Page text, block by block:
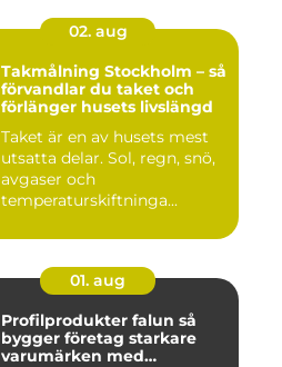
02. aug
Takmålning Stockholm – så
förvandlar du taket och
förlänger husets livslängd
Taket är en av husets mest
utsatta delar. Sol, regn, snö,
avgaser och
temperaturskiftninga...
01. aug
Profilprodukter falun så
bygger företag starkare
varumärken med